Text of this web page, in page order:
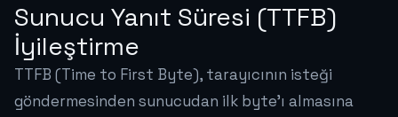
Sunucu Yanıt Süresi (TTFB)
İyileştirme
TTFB (Time to First Byte), tarayıcının isteği
göndermesinden sunucudan ilk byte'ı almasına